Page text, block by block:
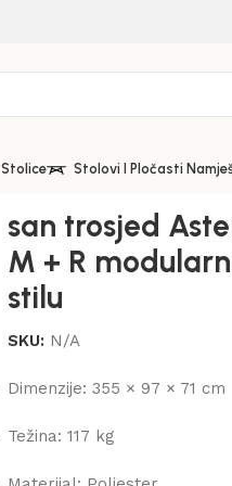
Stolice Stolovi I Pločasti
san trosjed
M + R
stilu
SKU: N/A
Dimenzije: 355 × 97 × 71 cm
Težina: 117 kg